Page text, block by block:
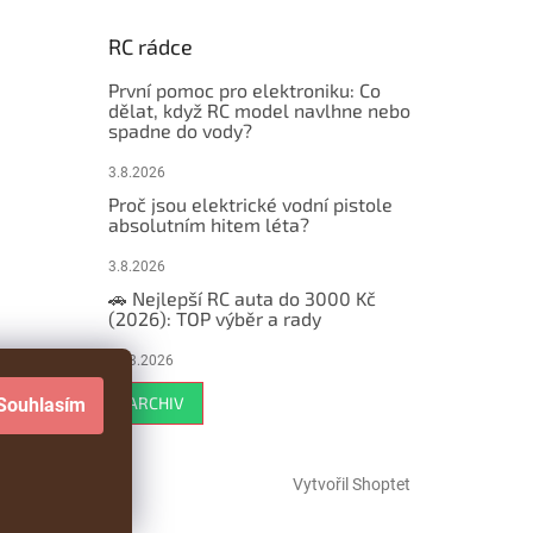
RC rádce
První pomoc pro elektroniku: Co
dělat, když RC model navlhne nebo
spadne do vody?
3.8.2026
Proč jsou elektrické vodní pistole
absolutním hitem léta?
3.8.2026
🚗 Nejlepší RC auta do 3000 Kč
(2026): TOP výběr a rady
29.3.2026
ARCHIV
Vytvořil Shoptet